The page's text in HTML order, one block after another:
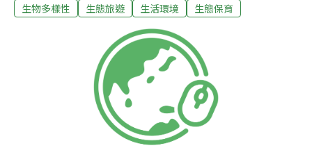
的六月天，且讓大自然用那白色的禮讚給您添祝福。[分類‧
色乳汁；葉叢生枝端；核果卵形稍扁，成熟由綠轉紅轉
黑，狀似檬果，故名。[ 毒 ]雖狀似檬果，卻相差十萬八千
里；不僅血緣毫無關係，更重要的是，全株具毒，切不可
食，果實、種子毒性尤強，誤食可致死。可千萬小心，別
讓孩童誤食。也奉勸各位，若要貪嘴，可要有認植物的本
事。 [生態‧分布]內果皮富含纖維質而充氣，可藉海漂而
傳播，是為典型的海岸林組成之一。本島海岸常見，但多
生物多樣性 生態旅遊 生活環境 生態保育